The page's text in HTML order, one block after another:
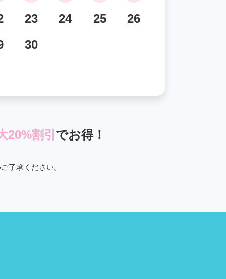
23 24 25
26
30
20%割引 でお得！
了承ください。